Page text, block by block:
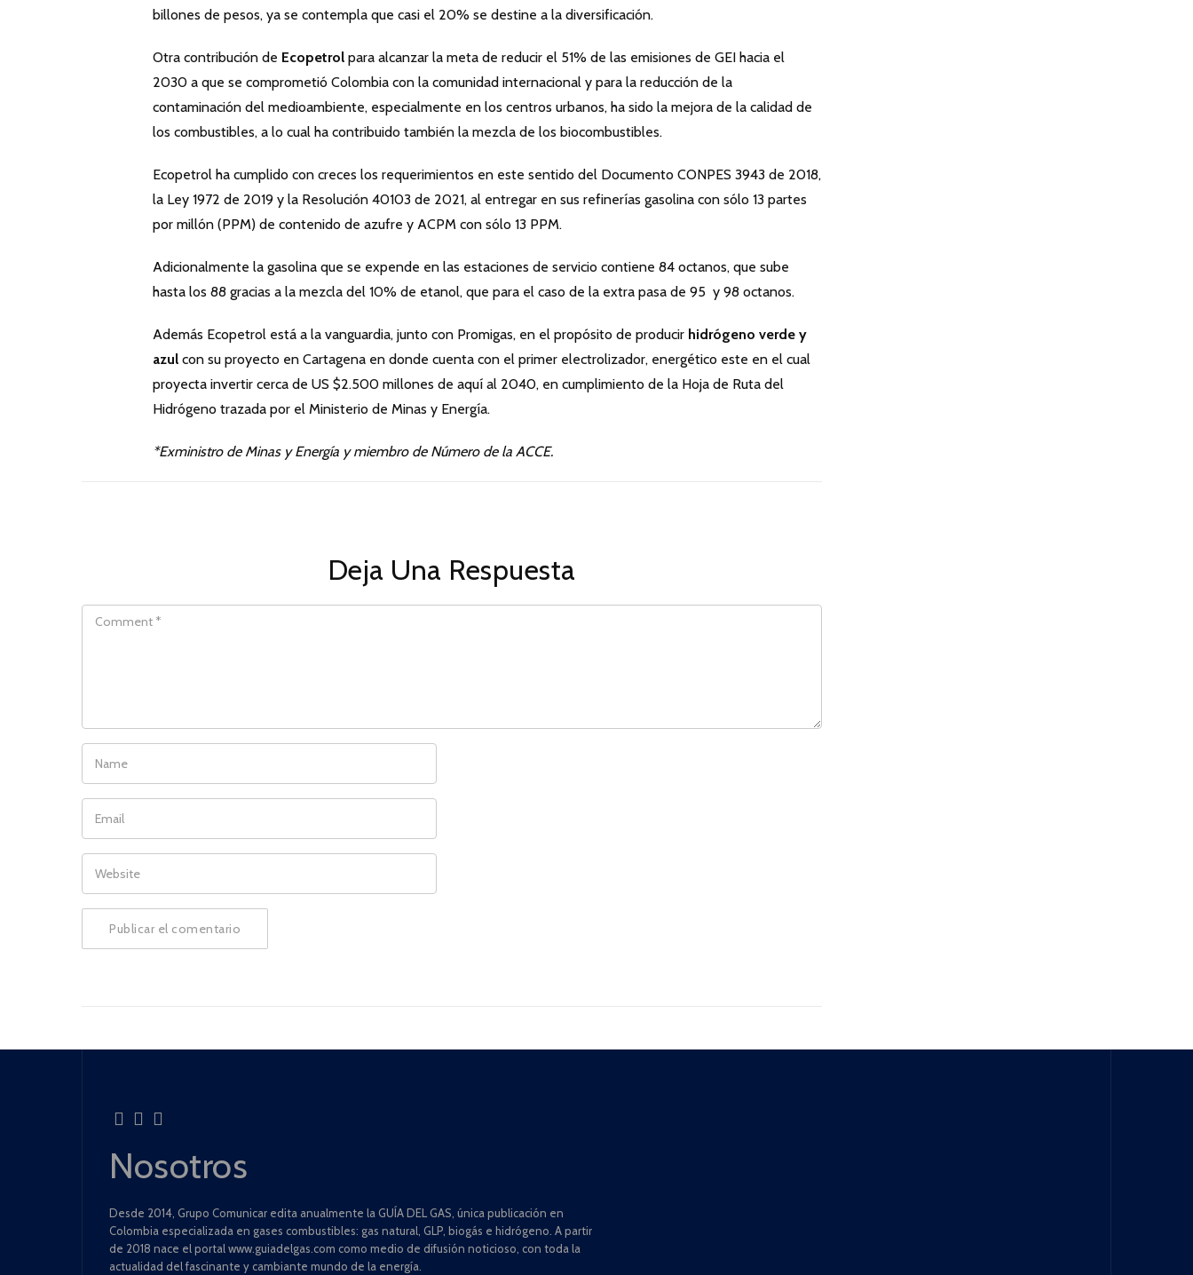
billones de pesos, ya se contempla que casi el 20% se destine a la diversificación.
Otra contribución de Ecopetrol para alcanzar la meta de reducir el 51% de las emisiones de GEI hacia el
2030 a que se comprometió Colombia con la comunidad internacional y para la reducción de la
contaminación del medioambiente, especialmente en los centros urbanos, ha sido la mejora de la calidad de
los combustibles, a lo cual ha contribuido también la mezcla de los biocombustibles.
Ecopetrol ha cumplido con creces los requerimientos en este sentido del Documento CONPES 3943 de 2018,
la Ley 1972 de 2019 y la Resolución 40103 de 2021, al entregar en sus refinerías gasolina con sólo 13 partes
por millón (PPM) de contenido de azufre y ACPM con sólo 13 PPM.
Adicionalmente la gasolina que se expende en las estaciones de servicio contiene 84 octanos, que sube
hasta los 88 gracias a la mezcla del 10% de etanol, que para el caso de la extra pasa de 95 y 98 octanos.
Además Ecopetrol está a la vanguardia, junto con Promigas, en el propósito de producir hidrógeno verde y
azul con su proyecto en Cartagena en donde cuenta con el primer electrolizador, energético este en el cual
proyecta invertir cerca de US $2.500 millones de aquí al 2040, en cumplimiento de la Hoja de Ruta del
Hidrógeno trazada por el Ministerio de Minas y Energía.
*Exministro de Minas y Energía y miembro de Número de la ACCE.
Deja Una Respuesta
COMMENT
NAME
EMAIL
WEBSITE
Nosotros
Desde 2014, Grupo Comunicar edita anualmente la GUÍA DEL GAS, única publicación en
Colombia especializada en gases combustibles: gas natural, GLP, biogás e hidrógeno. A partir
de 2018 nace el portal www.guiadelgas.com como medio de difusión noticioso, con toda la
actualidad del fascinante y cambiante mundo de la energía.